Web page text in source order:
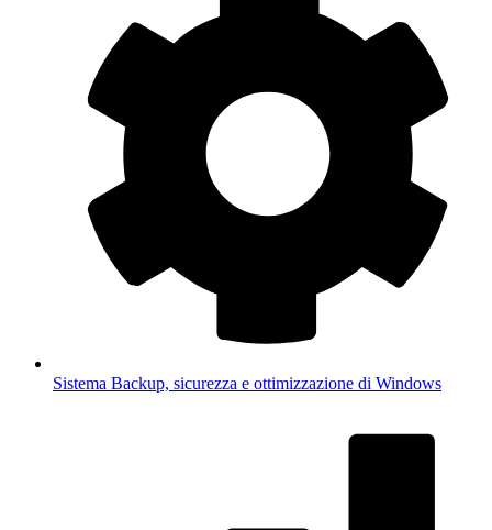
Sistema Backup, sicurezza e ottimizzazione di Windows